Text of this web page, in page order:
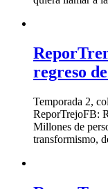
regreso
Temporada 2,
ReporTrejoFB:
Millones de
transformismo,